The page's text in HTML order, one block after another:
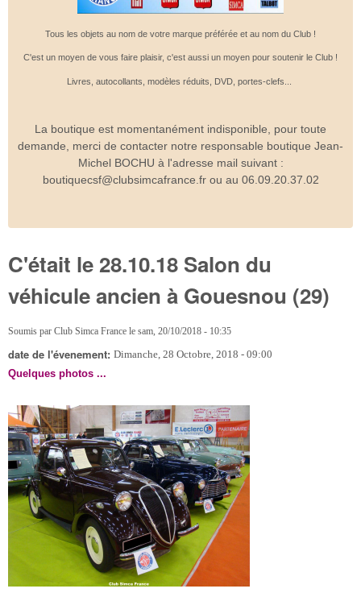
Tous les objets au nom de votre marque préférée et au nom du Club !
C'est un moyen de vous faire plaisir, c'est aussi un moyen pour soutenir le Club !
Livres, autocollants, modèles réduits, DVD, portes-clefs...
La boutique est momentanément indisponible, pour toute
demande, merci de contacter notre responsable boutique Jean-
Michel BOCHU à l'adresse mail suivant :
boutiquecsf@clubsimcafrance.fr ou au 06.09.20.37.02
C'était le 28.10.18 Salon du
véhicule ancien à Gouesnou (29)
Soumis par Club Simca France le sam, 20/10/2018 - 10:35
date de l'évenement: Dimanche, 28 Octobre, 2018 - 09:00
Quelques photos ...